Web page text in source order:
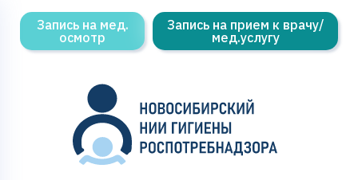
Запись на мед.
осмотр
Запись на прием к врачу/
мед.услугу